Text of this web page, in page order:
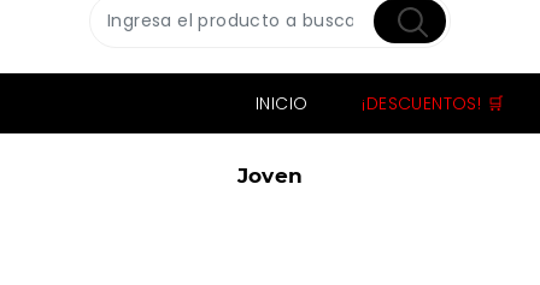
INICIO ¡DESCUENTOS! 🛒
Joven